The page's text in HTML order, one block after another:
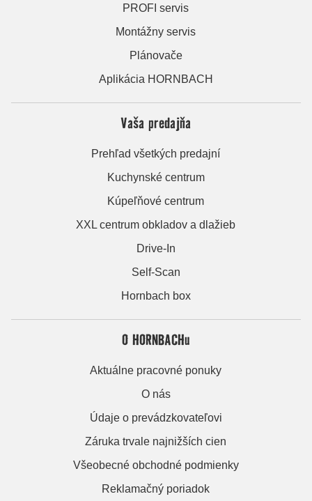
PROFI servis
Montážny servis
Plánovače
Aplikácia HORNBACH
Vaša predajňa
Prehľad všetkých predajní
Kuchynské centrum
Kúpeľňové centrum
XXL centrum obkladov a dlažieb
Drive-In
Self-Scan
Hornbach box
O HORNBACHu
Aktuálne pracovné ponuky
O nás
Údaje o prevádzkovateľovi
Záruka trvale najnižších cien
Všeobecné obchodné podmienky
Reklamačný poriadok